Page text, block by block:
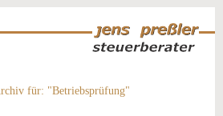
für: "Betriebsprüfung"